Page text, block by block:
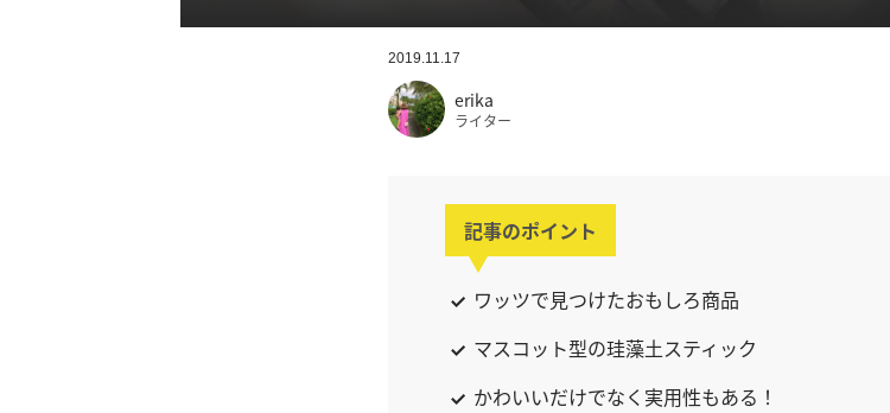
2019.11.17
erika
ライター
記事のポイント
ワッツで見つけたおもしろ商品
マスコット型の珪藻土スティック
かわいいだけでなく実用性もある！